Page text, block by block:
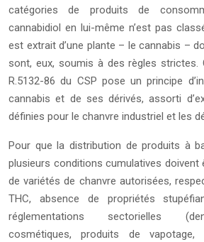
catégories de produits de
cannabidiol en lui-même n’est pas
est extrait d’une plante – le cannabis –
sont, eux, soumis à des règles strictes.
R.5132-86 du CSP pose un principe
cannabis et de ses dérivés, assorti
définies pour le chanvre industriel et les
Pour que la distribution de produits à
plusieurs conditions cumulatives doivent
de variétés de chanvre autorisées,
THC, absence de propriétés
réglementations sectorielles
cosmétiques, produits de vapotage,